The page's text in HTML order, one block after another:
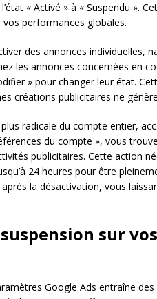
« Activé » à « Suspendu ».
performances globales.
des annonces individuelles,
les annonces concernées en
» pour changer leur état.
créations publicitaires ne
radicale du compte entier,
du compte », vous
publicitaires. Cette action
24 heures pour être
la désactivation, vous
sur
Google Ads entraîne